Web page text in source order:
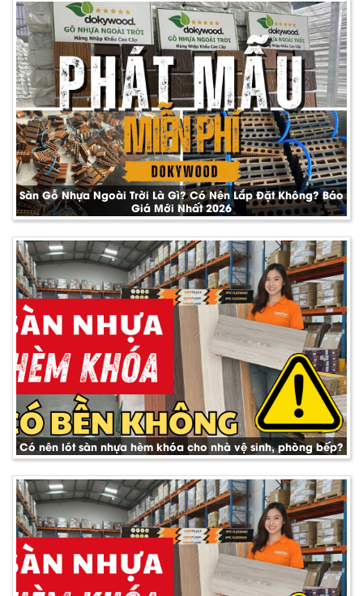
Sàn Gỗ Nhựa Ngoài Trời Là Gì? Có Nên Lắp Đặt Không? Báo
Giá Mới Nhất 2026
Có nên lót sàn nhựa hèm khóa cho nhà vệ sinh, phòng bếp?